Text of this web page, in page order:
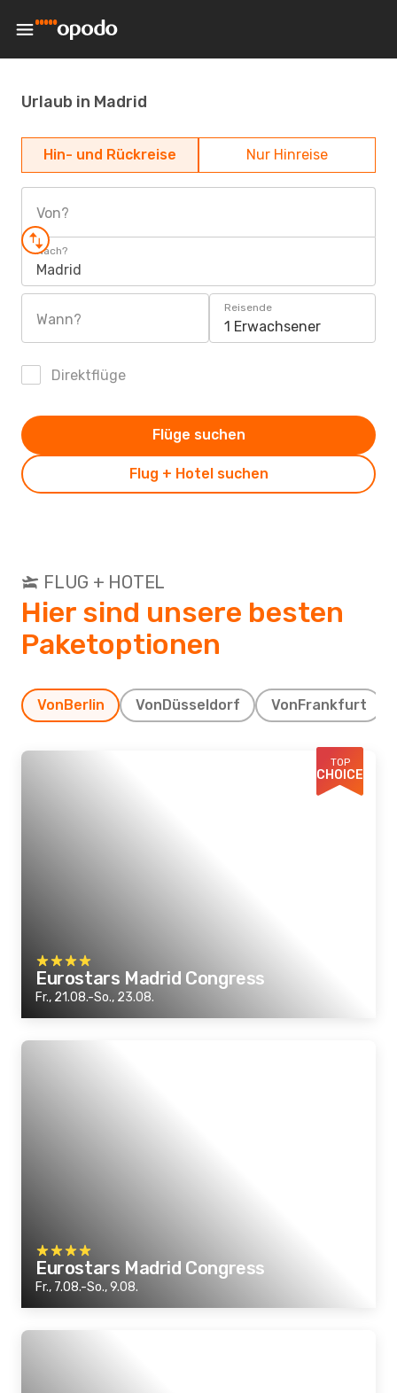
Urlaub in Madrid
Hin- und Rückreise Nur Hinreise
Von?
Nach?
Madrid
Wann?
Reisende
1 Erwachsener
Direktflüge
Flug + Hotel suchen
Flüge suchen
FLUG + HOTEL
Hier sind unsere besten
Paketoptionen
Von Berlin Von Düsseldorf Von Frankfurt
TOP
CHOICE
Eurostars Madrid Congress
Fr., 21.08.-So., 23.08.
Eurostars Madrid Congress
Fr., 7.08.-So., 9.08.